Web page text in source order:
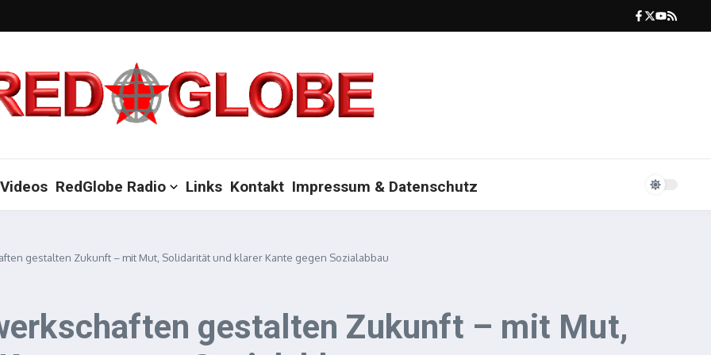
Videos RedGlobe Radio Links Kontakt Impressum & Datenschutz
gestalten Zukunft – mit Mut, Solidarität und klarer Kante gegen Sozialabbau
gestalten Zukunft – mit Mut,